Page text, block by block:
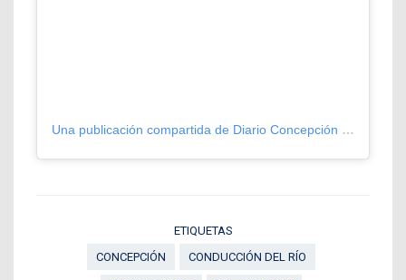
Una publicación compartida de Diario Concepción (@diarioconcepcion)
ETIQUETAS
CONCEPCIÓN
CONDUCCIÓN DEL RÍO